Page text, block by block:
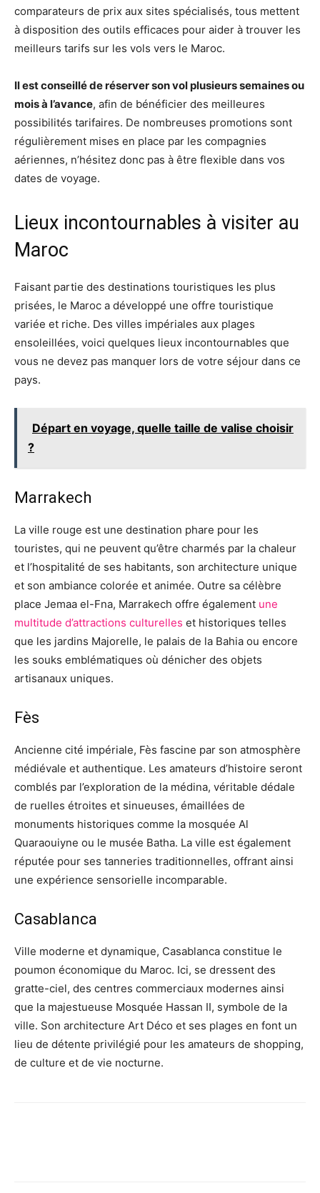
comparateurs de prix aux sites spécialisés, tous mettent
à disposition des outils efficaces pour aider à trouver les
meilleurs tarifs sur les vols vers le Maroc.
Il est conseillé de réserver son vol plusieurs semaines ou
mois à l’avance, afin de bénéficier des meilleures
possibilités tarifaires. De nombreuses promotions sont
régulièrement mises en place par les compagnies
aériennes, n’hésitez donc pas à être flexible dans vos
dates de voyage.
Lieux incontournables à visiter au
Maroc
Faisant partie des destinations touristiques les plus
prisées, le Maroc a développé une offre touristique
variée et riche. Des villes impériales aux plages
ensoleillées, voici quelques lieux incontournables que
vous ne devez pas manquer lors de votre séjour dans ce
pays.
Départ en voyage, quelle taille de valise choisir
?
Marrakech
La ville rouge est une destination phare pour les
touristes, qui ne peuvent qu’être charmés par la chaleur
et l’hospitalité de ses habitants, son architecture unique
et son ambiance colorée et animée. Outre sa célèbre
place Jemaa el-Fna, Marrakech offre également une
multitude d’attractions culturelles et historiques telles
que les jardins Majorelle, le palais de la Bahia ou encore
les souks emblématiques où dénicher des objets
artisanaux uniques.
Fès
Ancienne cité impériale, Fès fascine par son atmosphère
médiévale et authentique. Les amateurs d’histoire seront
comblés par l’exploration de la médina, véritable dédale
de ruelles étroites et sinueuses, émaillées de
monuments historiques comme la mosquée Al
Quaraouiyne ou le musée Batha. La ville est également
réputée pour ses tanneries traditionnelles, offrant ainsi
une expérience sensorielle incomparable.
Casablanca
Ville moderne et dynamique, Casablanca constitue le
poumon économique du Maroc. Ici, se dressent des
gratte-ciel, des centres commerciaux modernes ainsi
que la majestueuse Mosquée Hassan II, symbole de la
ville. Son architecture Art Déco et ses plages en font un
lieu de détente privilégié pour les amateurs de shopping,
de culture et de vie nocturne.